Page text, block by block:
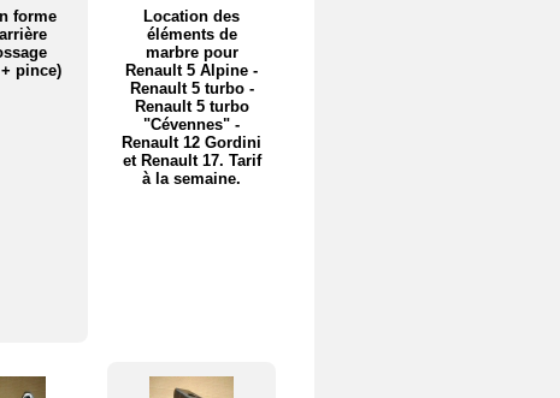
forme
pince)
Location des
éléments de
marbre pour
Renault 5 Alpine -
Renault 5 turbo -
Renault 5 turbo
"Cévennes" -
Renault 12 Gordini
et Renault 17. Tarif
à la semaine.